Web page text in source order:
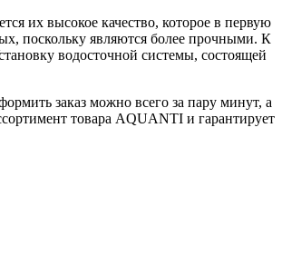
их высокое качество, которое в первую
поскольку являются более прочными. К
водосточной системы, состоящей
заказ можно всего за пару минут, а
товара AQUANTI и гарантирует